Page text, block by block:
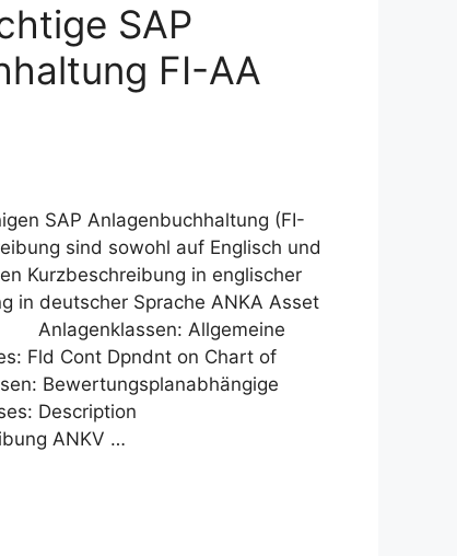
SAP
FI-AA
SAP Anlagenbuchhaltung (FI-
sind sowohl auf Englisch und
Kurzbeschreibung in englischer
in deutscher Sprache ANKA Asset
Allgemeine
Fld Cont Dpndnt on Chart of
Bewertungsplanabhängige
Description
ANKV …